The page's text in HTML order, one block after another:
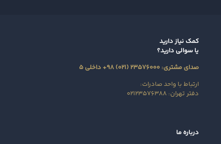
کمک نیاز دارید
یا سوالی دارید؟
صدای مشتری: ۲۳۵۷۶۰۰۰ (۰۲۱) ۹۸+ داخلی ۵
ارتباط با واحد صادرات:
دفتر تهران: ۰۲۱۲۳۵۷۶۳۸۸
درباره ما